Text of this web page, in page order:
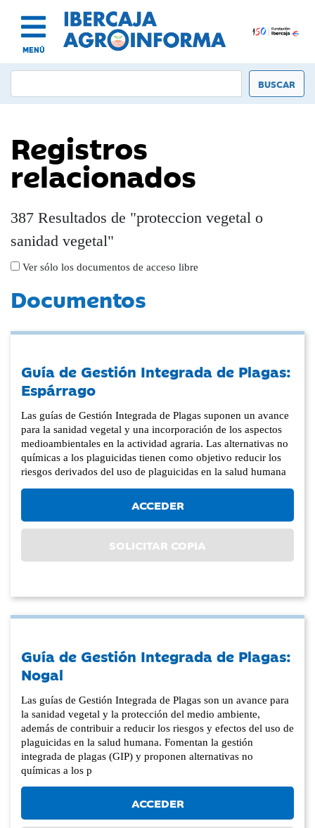
MENÚ
Registros
relacionados
387 Resultados de "proteccion vegetal o
sanidad vegetal"
Ver sólo los documentos de acceso libre
Documentos
Guía de Gestión Integrada de Plagas:
Espárrago
Las guías de Gestión Integrada de Plagas suponen un avance
para la sanidad vegetal y una incorporación de los aspectos
medioambientales en la actividad agraria. Las alternativas no
químicas a los plaguicidas tienen como objetivo reducir los
riesgos derivados del uso de plaguicidas en la salud humana
ACCEDER
SOLICITAR COPIA
Guía de Gestión Integrada de Plagas:
Nogal
Las guías de Gestión Integrada de Plagas son un avance para
la sanidad vegetal y la protección del medio ambiente,
además de contribuir a reducir los riesgos y efectos del uso de
plaguicidas en la salud humana. Fomentan la gestión
integrada de plagas (GIP) y proponen alternativas no
químicas a los p
ACCEDER